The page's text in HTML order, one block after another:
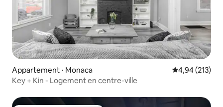
Appartement ⋅ Monaca Évaluation
4,94 (213)
Key + Kin - Logement en centre-ville